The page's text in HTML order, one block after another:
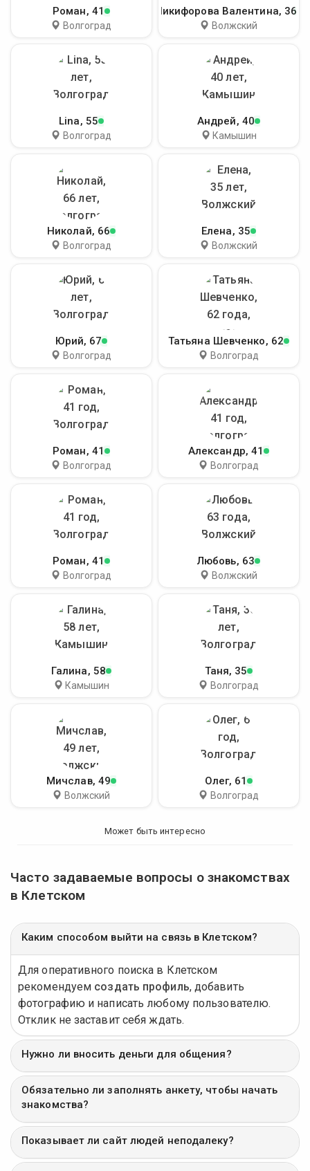
Роман, 41
Волгоград
Никифорова Валентина, 36
Волжский
Lina, 55
Волгоград
Андрей, 40
Камышин
Николай, 66
Волгоград
Елена, 35
Волжский
Юрий, 67
Волгоград
Татьяна Шевченко, 62
Волгоград
Роман, 41
Волгоград
Александр, 41
Волгоград
Роман, 41
Волгоград
Любовь, 63
Волжский
Галина, 58
Камышин
Таня, 35
Волгоград
Мичслав, 49
Волжский
Олег, 61
Волгоград
Может быть интересно
Часто задаваемые вопросы о знакомствах
в Клетском
Каким способом выйти на связь в Клетском?
Для оперативного поиска в Клетском
рекомендуем создать профиль, добавить
фотографию и написать любому пользователю.
Отклик не заставит себя ждать.
Нужно ли вносить деньги для общения?
Обязательно ли заполнять анкету, чтобы начать
знакомства?
Показывает ли сайт людей неподалеку?